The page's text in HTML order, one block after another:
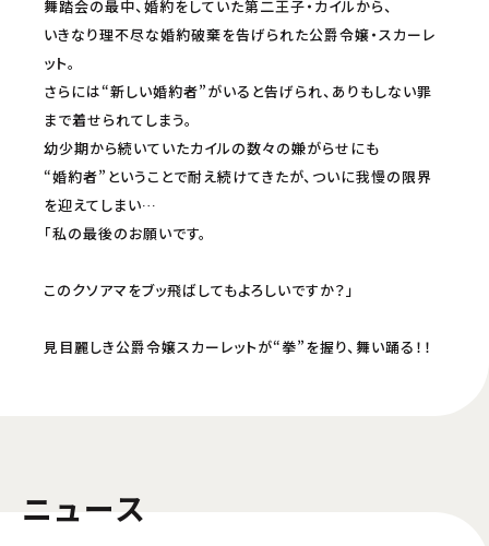
承ください。
舞踏会の最中、婚約をしていた第二王子・カイルから、
いきなり理不尽な婚約破棄を告げられた公爵令嬢・スカーレ
ット。
さらには“新しい婚約者”がいると告げられ、ありもしない罪
まで着せられてしまう。
幼少期から続いていたカイルの数々の嫌がらせにも
“婚約者”ということで耐え続けてきたが、ついに我慢の限界
を迎えてしまい…
「私の最後のお願いです。
このクソアマをブッ飛ばしてもよろしいですか？」
見目麗しき公爵令嬢スカーレットが“拳”を握り、舞い踊る！！
ニュース